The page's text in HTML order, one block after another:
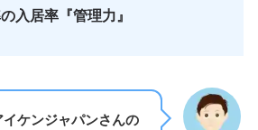
入居率『管理力』
ケンジャパンさんの